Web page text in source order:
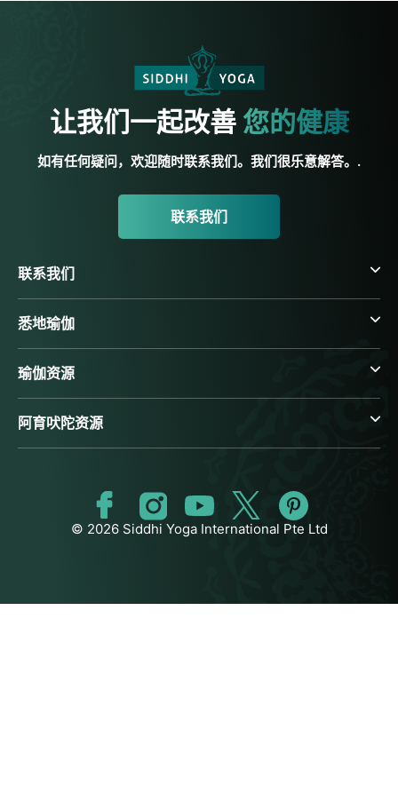
让我们一起改善 您的健康
如有任何疑问，欢迎随时联系我们。我们很乐意解答。.
联系我们
联系我们
悉地瑜伽
瑜伽资源
阿育吠陀资源
© 2026 Siddhi Yoga International Pte Ltd